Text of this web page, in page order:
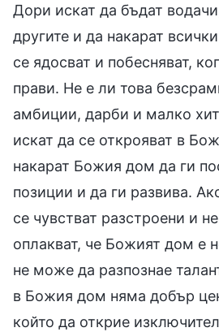
Дори искат да бъдат
другите и да накарат
се ядосват и побесняват,
прави. Не е ли това
амбиции, дарби и малко
искат да се открояват в
накарат Божия дом да ги
позиции и да ги развива.
се чувстват разстроени и
оплакват, че Божият дом е
не може да разпознае
в Божия дом няма добър
който да открие